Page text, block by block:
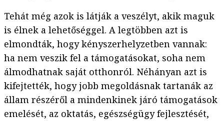
Tehát még azok is látják a veszélyt, akik maguk
is élnek a lehetőséggel. A legtöbben azt is
elmondták, hogy kényszerhelyzetben vannak:
ha nem veszik fel a támogatásokat, soha nem
álmodhatnak saját otthonról. Néhányan azt is
kifejtették, hogy jobb megoldásnak tartanák az
állam részéről a mindenkinek járó támogatások
emelését, az oktatás, egészségügy fejlesztését,